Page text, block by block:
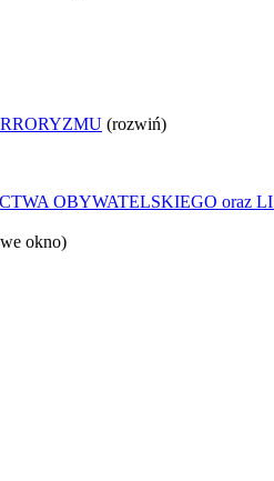
(rozwiń)
OBYWATELSKIEGO oraz
okno)